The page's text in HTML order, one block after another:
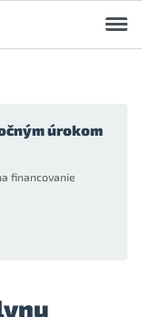
úrokom
financovanie